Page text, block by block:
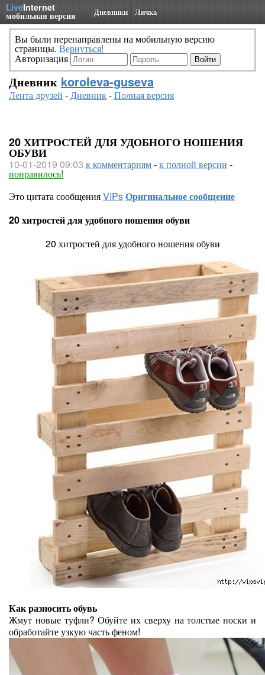
LiveInternet
мобильная версия Дневники Личка
Вы были перенаправлены на мобильную версию
страницы. Вернуться!
Авторизация
Дневник koroleva-guseva
Лента друзей -Дневник-Полная версия
20 ХИТРОСТЕЙ ДЛЯ УДОБНОГО НОШЕНИЯ
ОБУВИ
10-01-2019 09:03 к комментариям-к полной версии -
понравилось!
Это цитата сообщенияVIPsОригинальное сообщение
20 хитростей для удобного ношения обуви
20 хитростей для удобного ношения обуви
Как разносить обувь
Жмут новые туфли? Обуйте их сверху на толстые носки и
обработайте узкую часть феном!